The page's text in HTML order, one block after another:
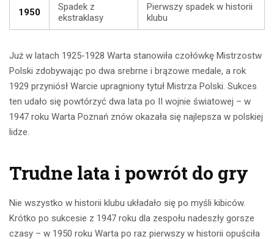
1950
Spadek z
ekstraklasy
Pierwszy spadek w historii
klubu
Już w latach 1925-1928 Warta stanowiła czołówkę Mistrzostw
Polski zdobywając po dwa srebrne i brązowe medale, a rok
1929 przyniósł Warcie upragniony tytuł Mistrza Polski. Sukces
ten udało się powtórzyć dwa lata po II wojnie światowej – w
1947 roku Warta Poznań znów okazała się najlepsza w polskiej
lidze.
Trudne lata i powrót do gry
Nie wszystko w historii klubu układało się po myśli kibiców.
Krótko po sukcesie z 1947 roku dla zespołu nadeszły gorsze
czasy – w 1950 roku Warta po raz pierwszy w historii opuściła